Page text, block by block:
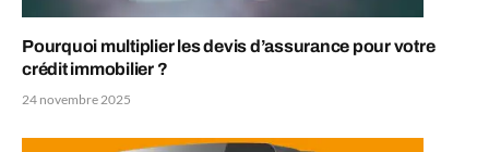
Pourquoi multiplier les devis d’assurance pour votre
crédit immobilier ?
24 novembre 2025